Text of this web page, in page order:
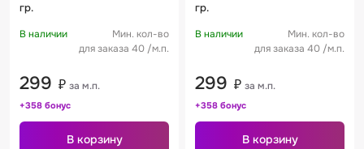
гр.
В наличии
Мин. кол-во
для заказа 40 /м.п.
299 ₽ за м.п.
+358 бонус
В корзину
гр.
В наличии
Мин. кол-во
для заказа 40 /м.п.
299 ₽ за м.п.
+358 бонус
В корзину